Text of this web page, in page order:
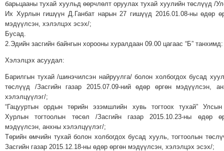
ТОЙРОНД
ХАВРЫН
ЧУУЛГАНЫ
ЭРГЭН
ИЙН
ТОЙРОНД
"ЖИ
ТАЙМ"ЫН
ЭРГЭН
барьцааны тухай хуульд өөрчлөлт оруулах тухай хуулийн төслүүд /
Их Хурлын гишүүн Д.Ганбат нарын 27 гишүүд 2016.01.08-ны өдөр
мэдүүлсэн, хэлэлцэх эсэх/;
Бусад.
2.Эдийн засгийн байнгын хорооны хуралдаан 09.00 цагаас “Б” танхимд:
Хэлэлцэх асуудал:
Барилгын тухай /шинэчилсэн найруулга/ болон холбогдох бусад
төслүүд /Засгийн газар 2015.07.09-ний өдөр өргөн мэдүүлсэн,
хэлэлцүүлэг/;
“Гацууртын ордын төрийн эзэмшлийн хувь тогтоох тухай”
Хурлын тогтоолын төсөл /Засгийн газар 2015.10.23-ны өдөр
мэдүүлсэн, анхны хэлэлцүүлэг/;
Төрийн өмчийн тухай болон холбогдох бусад хууль, тогтоолын
Засгийн газар 2015.12.18-ны өдөр өргөн мэдүүлсэн, хэлэлцэх эсэх/;